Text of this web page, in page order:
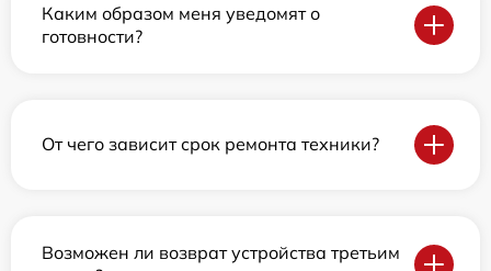
Каким образом меня уведомят о
готовности?
От чего зависит срок ремонта техники?
Возможен ли возврат устройства третьим